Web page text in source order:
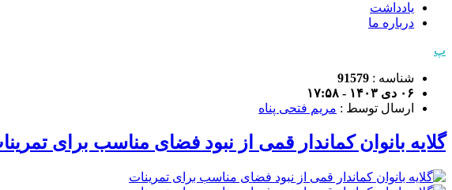
یادداشت
درباره ما
پ
شناسه : 91579
۰۶ دی ۱۴۰۳ - ۱۷:۵۸
ارسال توسط : مریم فتحی پناه
گلایه بانوان کماندار قمی از نبود فضای مناسب برای